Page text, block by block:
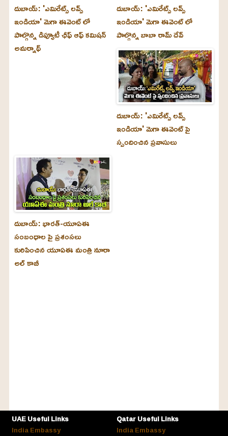
దుబాయ్‌: 'ఎమిరేట్స్ లవ్స్
ఇండియా' మెగా ఈవెంట్ లో
పాల్గొన్న డిప్యూటీ ఛీఫ్ ఆఫ్ కమిషన్
అమర్నాథ్
దుబాయ్‌: 'ఎమిరేట్స్ లవ్స్
ఇండియా' మెగా ఈవెంట్ లో
పాల్గొన్న బాబా రామ్ దేవ్
దుబాయ్‌: 'ఎమిరేట్స్ లవ్స్
ఇండియా' మెగా ఈవెంట్ పై
స్పందించిన ప్రవాసులు
దుబాయ్‌: భారత్-యూఏఈ
సంబంధాల పై ప్రశంసలు
కురిపించిన యూఏఈ మంత్రి నూరా
అల్‌ కాబీ
UAE Useful Links
India Embassy
Qatar Useful Links
India Embassy